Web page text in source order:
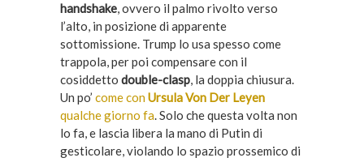
handshake, ovvero il palmo rivolto verso
l’alto, in posizione di apparente
sottomissione. Trump lo usa spesso come
trappola, per poi compensare con il
cosiddetto double-clasp, la doppia chiusura.
Un po’ come conUrsula Von Der Leyen
qualche giorno fa. Solo che questa volta non
lo fa, e lascia libera la mano di Putin di
gesticolare, violando lo spazio prossemico di